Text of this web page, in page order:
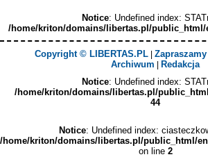
Notice: Undefined index:
/home/kriton/domains/libertas.pl/public_html/
Copyright © LIBERTAS.PL|
Archiwum | Redakcja
Notice: Undefined index:
/home/kriton/domains/libertas.pl/
44
Notice: Undefined index:
/home/kriton/domains/libertas.pl/public_html/
on line 2